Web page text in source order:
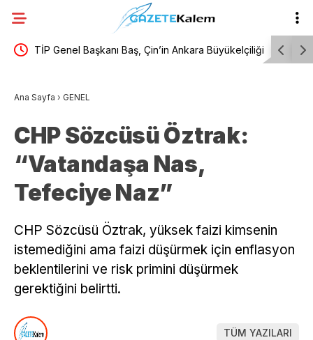
TİP Genel Başkanı Baş, Çin’in Ankara Büyükelçiliği Mansur
Ana Sayfa › GENEL
CHP Sözcüsü Öztrak:
“Vatandaşa Nas,
Tefeciye Naz”
CHP Sözcüsü Öztrak, yüksek faizi kimsenin
istemediğini ama faizi düşürmek için enflasyon
beklentilerini ve risk primini düşürmek
gerektiğini belirtti.
TÜM YAZILARI